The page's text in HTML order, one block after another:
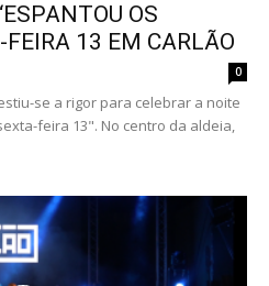
OS
13 EM CARLÃO
0
se a rigor para celebrar a noite
feira 13". No centro da aldeia,